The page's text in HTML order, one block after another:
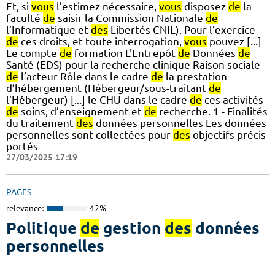
Et, si vous l’estimez nécessaire, vous disposez de la
faculté de saisir la Commission Nationale de
l’Informatique et des Libertés CNIL). Pour l’exercice
de ces droits, et toute interrogation, vous pouvez [...]
Le compte de formation L'Entrepôt de Données de
Santé (EDS) pour la recherche clinique Raison sociale
de l’acteur Rôle dans le cadre de la prestation
d’hébergement (Hébergeur/sous-traitant de
l’Hébergeur) [...] le CHU dans le cadre de ces activités
de soins, d’enseignement et de recherche. 1 - Finalités
du traitement des données personnelles Les données
personnelles sont collectées pour des objectifs précis
portés
27/03/2025 17:19
PAGES
relevance: 42%
Politique de gestion des données
personnelles